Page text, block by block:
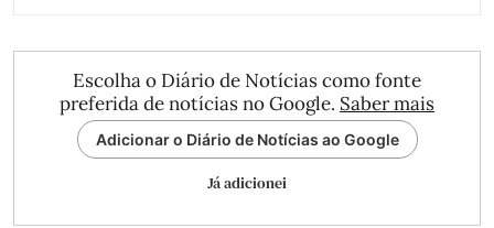
Escolha o Diário de Notícias como fonte
preferida de notícias no Google. Saber mais
Adicionar o Diário de Notícias ao Google
Já adicionei